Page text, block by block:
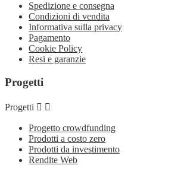
Spedizione e consegna
Condizioni di vendita
Informativa sulla privacy
Pagamento
Cookie Policy
Resi e garanzie
Progetti
Progetti  
Progetto crowdfunding
Prodotti a costo zero
Prodotti da investimento
Rendite Web